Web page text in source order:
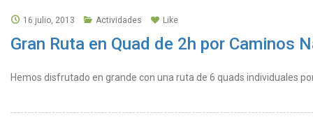
16 julio, 2013 Actividades Like
Gran Ruta en Quad de 2h por Caminos
Hemos disfrutado en grande con una ruta de 6 quads individuales